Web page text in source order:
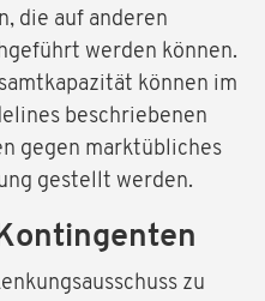
die auf anderen
werden können.
können im
beschriebenen
gegen marktübliches
gestellt werden.
zu